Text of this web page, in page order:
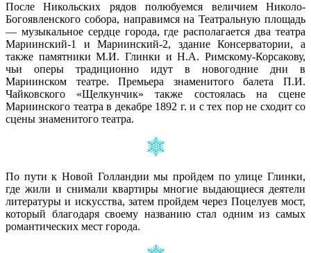
После Никольских рядов полюбуемся величием Николо-
Богоявленского собора, направимся на Театральную площадь
— музыкальное сердце города, где располагается два театра
Мариинский-1 и Мариинский-2, здание Консерватории, а
также памятники М.И. Глинки и Н.А. Римскому-Корсакову,
чьи оперы традиционно идут в новогодние дни в
Мариинском театре. Премьера знаменитого балета П.И.
Чайковского «Щелкунчик» также состоялась на сцене
Мариинского театра в декабре 1892 г. и с тех пор не сходит со
сцены знаменитого театра.
По пути к Новой Голландии мы пройдем по улице Глинки,
где жили и снимали квартиры многие выдающиеся деятели
литературы и искусства, затем пройдем через Поцелуев мост,
который благодаря своему названию стал одним из самых
романтических мест города.